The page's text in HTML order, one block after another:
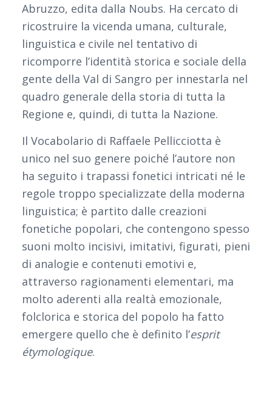
Abruzzo, edita dalla Noubs. Ha cercato di
ricostruire la vicenda umana, culturale,
linguistica e civile nel tentativo di
ricomporre l’identità storica e sociale della
gente della Val di Sangro per innestarla nel
quadro generale della storia di tutta la
Regione e, quindi, di tutta la Nazione.
Il Vocabolario di Raffaele Pellicciotta è
unico nel suo genere poiché l’autore non
ha seguito i trapassi fonetici intricati né le
regole troppo specializzate della moderna
linguistica; è partito dalle creazioni
fonetiche popolari, che contengono spesso
suoni molto incisivi, imitativi, figurati, pieni
di analogie e contenuti emotivi e,
attraverso ragionamenti elementari, ma
molto aderenti alla realtà emozionale,
folclorica e storica del popolo ha fatto
emergere quello che è definito l’esprit
étymologique.